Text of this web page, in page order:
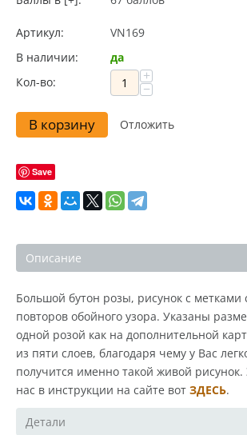
Артикул:
VN169
В наличии:
да
Кол-во:
+
−
В корзину Отложить
Save
Описание
Большой бутон розы, рисунок с
повторов обойного узора. Указаны
одной розой как на дополнительной
из пяти слоев, благодаря чему у Вас
получится именно такой живой рисунок.
нас в инструкции на сайте вот ЗДЕСЬ.
Детали